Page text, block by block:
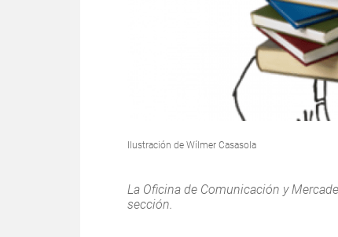
Ilustración de Wílmer Casasola
La Oficina de Comunicación y
sección.